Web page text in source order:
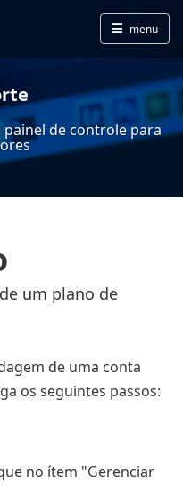
menu
de controle para
um plano de
de uma conta
os seguintes passos:
no ítem "Gerenciar